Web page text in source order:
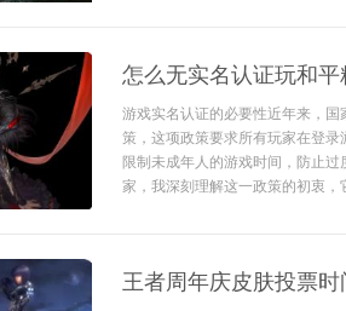
怎么无实名认证玩和
游戏实名认证的必要性近年来，
策，这项政策要求所有玩家在登
限制未成年人的游戏时间，防止
家，我深刻理解这一政策的初衷
王者周年庆皮肤投票